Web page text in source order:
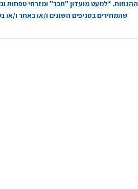
ההנחות. *למעט מועדון "חבר" ומזרחי טפחות
שהמחירים בסניפים השונים ו/או באתר ו/או